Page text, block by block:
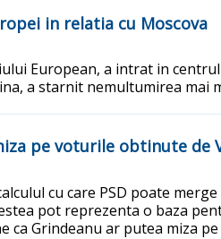
in relatia cu Moscova
European, a intrat in
a starnit nemultumirea mai
pe voturile obtinute
cu care PSD poate
pot reprezenta o baza
Grindeanu ar putea miza